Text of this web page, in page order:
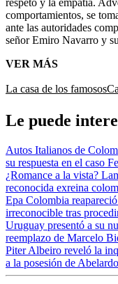
comportamientos, se
ante las autoridades
señor Emiro Navarro y
VER MÁS
La casa de los famosos
Le puede
Autos Italianos de
su respuesta en el caso
¿Romance a la vista?
reconocida exreina
Epa Colombia
irreconocible tras
Uruguay presentó a su
reemplazo de Marcelo
Piter Albeiro reveló la
a la posesión de